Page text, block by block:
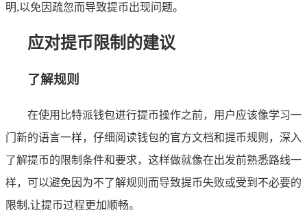
明,以免因疏忽而导致提币出现问题。
应对提币限制的建议
了解规则
在使用比特派钱包进行提币操作之前，用户应该像学习一
门新的语言一样，仔细阅读钱包的官方文档和提币规则，深入
了解提币的限制条件和要求，这样做就像在出发前熟悉路线一
样，可以避免因为不了解规则而导致提币失败或受到不必要的
限制,让提币过程更加顺畅。